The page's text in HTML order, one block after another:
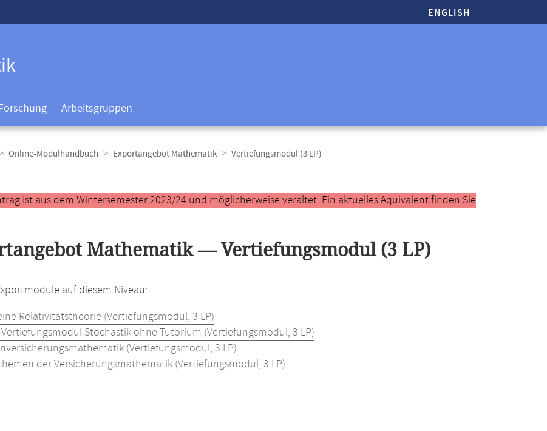
ENGLISH
Arbeitsgruppen
Online-Modulhandbuch Exportangebot Mathematik Vertiefungsmodul (3 LP)
ist aus dem Wintersemester 2023/24 und möglicherweise veraltet. Ein aktuelles Äquivalent finden Sie
Mathematik — Vertiefungsmodul (3 LP)
auf diesem Niveau:
Relativitätstheorie (Vertiefungsmodul, 3 LP)
Stochastik ohne Tutorium (Vertiefungsmodul, 3 LP)
(Vertiefungsmodul, 3 LP)
der Versicherungsmathematik (Vertiefungsmodul, 3 LP)